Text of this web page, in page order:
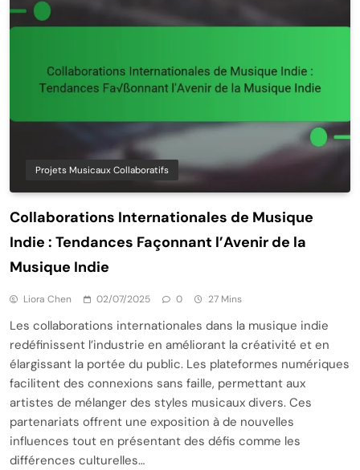
Projets Musicaux Collaboratifs
Collaborations Internationales de Musique
Indie : Tendances Façonnant l’Avenir de la
Musique Indie
Liora Chen 02/07/2025 0 27 Mins
Les collaborations internationales dans la musique indie
redéfinissent l’industrie en améliorant la créativité et en
élargissant la portée du public. Les plateformes numériques
facilitent des connexions sans faille, permettant aux
artistes de mélanger des styles musicaux divers. Ces
partenariats offrent une exposition à de nouvelles
influences tout en présentant des défis comme les
différences culturelles…